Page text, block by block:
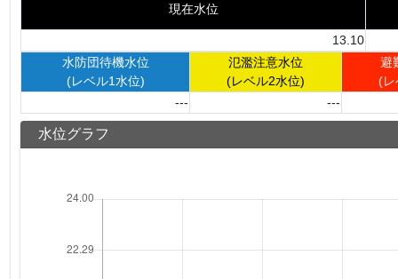
現在水位
13.10
水防団待機水位
(レベル1水位)
氾濫注意水位
(レベル2水位)
避
(レ
---
---
水位グラフ